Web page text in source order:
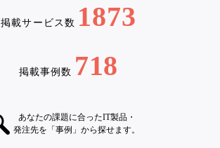
掲載サービス数 1873
掲載事例数 718
あなたの課題に合ったIT製品・
発注先を「事例」から探せます。